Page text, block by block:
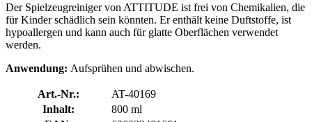
Der Spielzeugreiniger von ATTITUDE ist frei von Chemikalien, die
für Kinder schädlich sein könnten. Er enthält keine Duftstoffe, ist
hypoallergen und kann auch für glatte Oberflächen verwendet
werden.
Anwendung: Aufsprühen und abwischen.
Art.-Nr.:
AT-40169
Inhalt:
800 ml